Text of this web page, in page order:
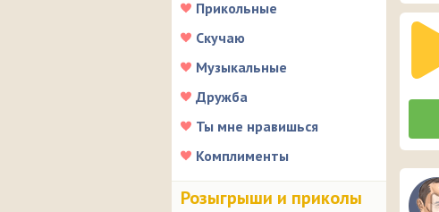
Прикольные
Скучаю
Музыкальные
Дружба
Ты мне нравишься
Комплименты
Розыгрыши и приколы